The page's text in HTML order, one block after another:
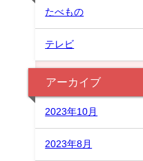
たべもの
テレビ
アーカイブ
2023年10月
2023年8月